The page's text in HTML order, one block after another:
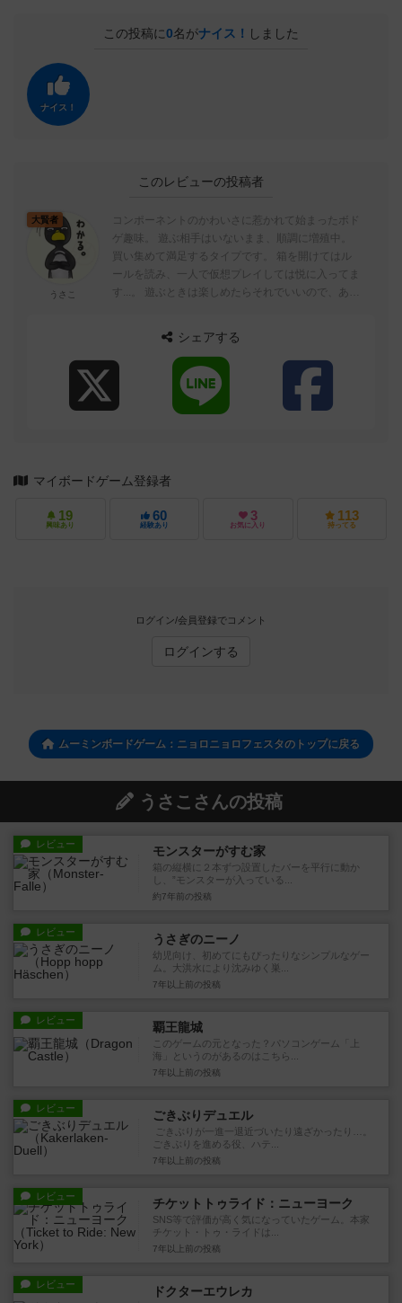
この投稿に0名がナイス！ しました
ナイス！
このレビューの投稿者
大賢者
うさこ
コンポーネントのかわいさに惹かれて始まったボド
ゲ趣味。 遊ぶ相手はいないまま、順調に増殖中。
買い集めて満足するタイプです。 箱を開けてはル
ールを読み、一人で仮想プレイしては悦に入ってま
す...。 遊ぶときは楽しめたらそれでいいので、あま
シェアする
マイボードゲーム登録者
19
興味あり
60
経験あり
3
お気に入り
113
持ってる
ログイン/会員登録でコメント
ログインする
ムーミンボードゲーム：ニョロニョロフェスタのトップに戻る
うさこさんの投稿
レビュー モンスターがすむ家
箱の縦横に２本ずつ設置したバーを平行に動か
し、”モンスターが入っている...
約7年前 の投稿
レビュー うさぎのニーノ
幼児向け、初めてにもぴったりなシンプルなゲー
ム。大洪水により沈みゆく巣...
7年以上前 の投稿
レビュー 覇王龍城
このゲームの元となった？パソコンゲーム「上
海」というのがあるのはこちら...
7年以上前 の投稿
レビュー ごきぶりデュエル
ごきぶりが一進一退近づいたり遠ざかったり…。
ごきぶりを進める役、ハテ...
7年以上前 の投稿
レビュー チケットトゥライド：ニューヨーク
SNS等で評価が高く気になっていたゲーム。本家
チケット・トゥ・ライドは...
7年以上前 の投稿
レビュー ドクターエウレカ